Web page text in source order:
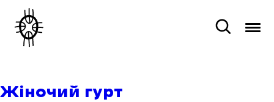
Жіночий гурт